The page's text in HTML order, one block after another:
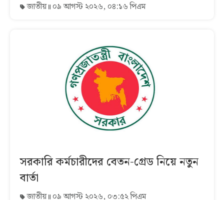
জাতীয় ০৯ আগস্ট ২০২৬, ০৪:১৬ পিএম
সরকারি কর্মচারীদের বেতন-গ্রেড নিয়ে নতুন
বার্তা
জাতীয় ০৯ আগস্ট ২০২৬, ০৩:৫২ পিএম